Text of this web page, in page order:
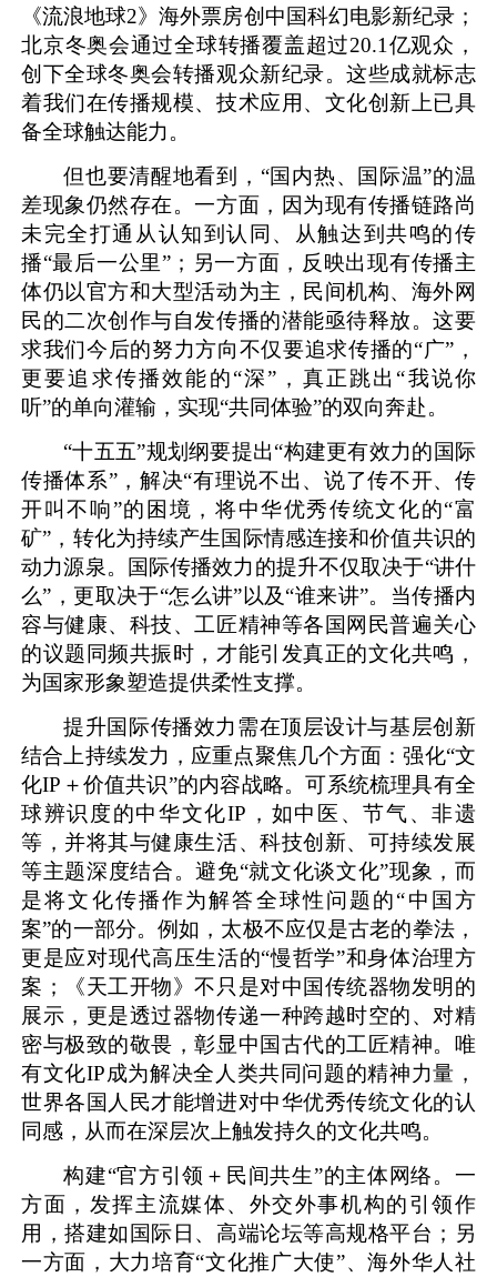
《流浪地球2》海外票房创中国科幻电影新纪录；
北京冬奥会通过全球转播覆盖超过20.1亿观众，
创下全球冬奥会转播观众新纪录。这些成就标志
着我们在传播规模、技术应用、文化创新上已具
备全球触达能力。
但也要清醒地看到，“国内热、国际温”的温
差现象仍然存在。一方面，因为现有传播链路尚
未完全打通从认知到认同、从触达到共鸣的传
播“最后一公里”；另一方面，反映出现有传播主
体仍以官方和大型活动为主，民间机构、海外网
民的二次创作与自发传播的潜能亟待释放。这要
求我们今后的努力方向不仅要追求传播的“广”，
更要追求传播效能的“深”，真正跳出“我说你
听”的单向灌输，实现“共同体验”的双向奔赴。
“十五五”规划纲要提出“构建更有效力的国际
传播体系”，解决“有理说不出、说了传不开、传
开叫不响”的困境，将中华优秀传统文化的“富
矿”，转化为持续产生国际情感连接和价值共识的
动力源泉。国际传播效力的提升不仅取决于“讲什
么”，更取决于“怎么讲”以及“谁来讲”。当传播内
容与健康、科技、工匠精神等各国网民普遍关心
的议题同频共振时，才能引发真正的文化共鸣，
为国家形象塑造提供柔性支撑。
提升国际传播效力需在顶层设计与基层创新
结合上持续发力，应重点聚焦几个方面：强化“文
化IP＋价值共识”的内容战略。可系统梳理具有全
球辨识度的中华文化IP，如中医、节气、非遗
等，并将其与健康生活、科技创新、可持续发展
等主题深度结合。避免“就文化谈文化”现象，而
是将文化传播作为解答全球性问题的“中国方
案”的一部分。例如，太极不应仅是古老的拳法，
更是应对现代高压生活的“慢哲学”和身体治理方
案；《天工开物》不只是对中国传统器物发明的
展示，更是透过器物传递一种跨越时空的、对精
密与极致的敬畏，彰显中国古代的工匠精神。唯
有文化IP成为解决全人类共同问题的精神力量，
世界各国人民才能增进对中华优秀传统文化的认
同感，从而在深层次上触发持久的文化共鸣。
构建“官方引领＋民间共生”的主体网络。一
方面，发挥主流媒体、外交外事机构的引领作
用，搭建如国际日、高端论坛等高规格平台；另
一方面，大力培育“文化推广大使”、海外华人社